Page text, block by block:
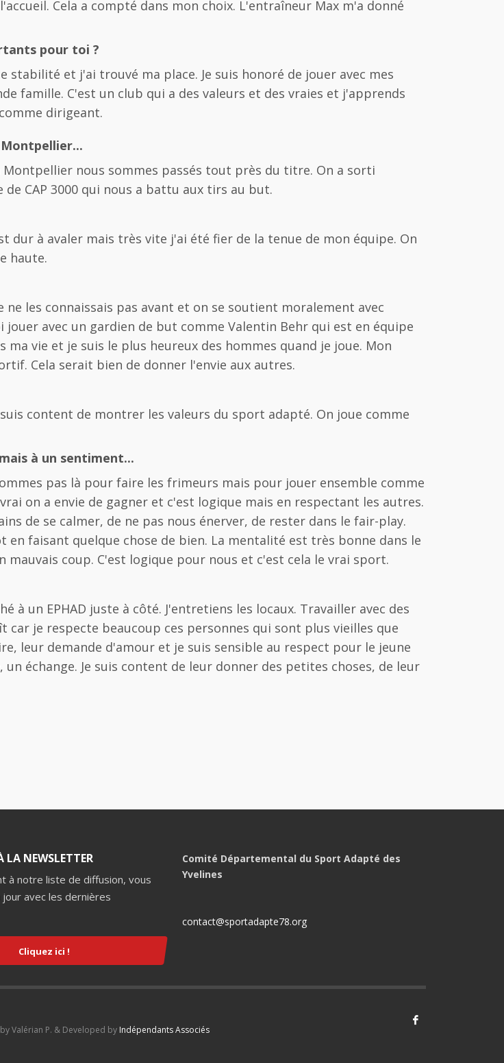
Cela a compté dans mon choix. L'entraîneur Max m'a donné
pour toi ?
stabilité et j'ai trouvé ma place. Je suis honoré de jouer avec mes
famille. C'est un club qui a des valeurs et des vraies et j'apprends
dirigeant.
Montpellier nous sommes passés tout près du titre. On a sorti
CAP 3000 qui nous a battu aux tirs au but.
dur à avaler mais très vite j'ai été fier de la tenue de mon équipe. On
haute.
les connaissais pas avant et on se soutient moralement avec
avec un gardien de but comme Valentin Behr qui est en équipe
vie et je suis le plus heureux des hommes quand je joue. Mon
Cela serait bien de donner l'envie aux autres.
content de montrer les valeurs du sport adapté. On joue comme
à un sentiment...
pas là pour faire les frimeurs mais pour jouer ensemble comme
on a envie de gagner et c'est logique mais en respectant les autres.
de se calmer, de ne pas nous énerver, de rester dans le fair-play.
faisant quelque chose de bien. La mentalité est très bonne dans le
coup. C'est logique pour nous et c'est cela le vrai sport.
à un EPHAD juste à côté. J'entretiens les locaux. Travailler avec des
je respecte beaucoup ces personnes qui sont plus vieilles que
leur demande d'amour et je suis sensible au respect pour le jeune
échange. Je suis content de leur donner des petites choses, de leur
NEWSLETTER
à notre liste de diffusion, vous
avec les dernières
Cliquez ici !
Comité Départemental du Sport Adapté des
Yvelines
contact@sportadapte78.org
Valérian P. & Developed by Indépendants Associés